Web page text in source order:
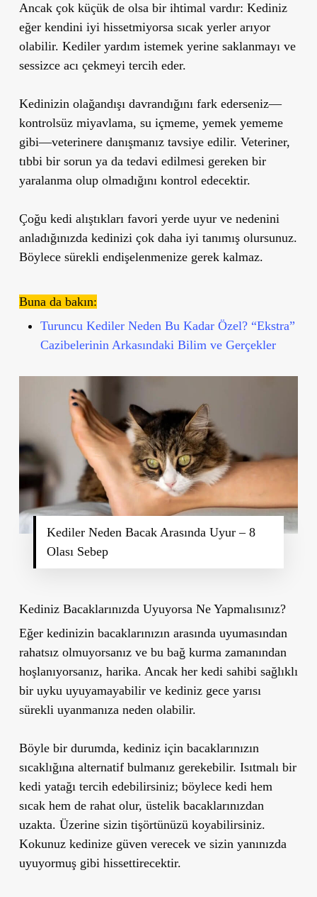
Ancak çok küçük de olsa bir ihtimal vardır: Kediniz
eğer kendini iyi hissetmiyorsa sıcak yerler arıyor
olabilir. Kediler yardım istemek yerine saklanmayı ve
sessizce acı çekmeyi tercih eder.
Kedinizin olağandışı davrandığını fark ederseniz—
kontrolsüz miyavlama, su içmeme, yemek yememe
gibi—veterinere danışmanız tavsiye edilir. Veteriner,
tıbbi bir sorun ya da tedavi edilmesi gereken bir
yaralanma olup olmadığını kontrol edecektir.
Çoğu kedi alıştıkları favori yerde uyur ve nedenini
anladığınızda kedinizi çok daha iyi tanımış olursunuz.
Böylece sürekli endişelenmenize gerek kalmaz.
Buna da bakın:
Turuncu Kediler Neden Bu Kadar Özel? “Ekstra”
Cazibelerinin Arkasındaki Bilim ve Gerçekler
Kediler Neden Bacak Arasında Uyur – 8
Olası Sebep
Kediniz Bacaklarınızda Uyuyorsa Ne Yapmalısınız?
Eğer kedinizin bacaklarınızın arasında uyumasından
rahatsız olmuyorsanız ve bu bağ kurma zamanından
hoşlanıyorsanız, harika. Ancak her kedi sahibi sağlıklı
bir uyku uyuyamayabilir ve kediniz gece yarısı
sürekli uyanmanıza neden olabilir.
Böyle bir durumda, kediniz için bacaklarınızın
sıcaklığına alternatif bulmanız gerekebilir. Isıtmalı bir
kedi yatağı tercih edebilirsiniz; böylece kedi hem
sıcak hem de rahat olur, üstelik bacaklarınızdan
uzakta. Üzerine sizin tişörtünüzü koyabilirsiniz.
Kokunuz kedinize güven verecek ve sizin yanınızda
uyuyormuş gibi hissettirecektir.